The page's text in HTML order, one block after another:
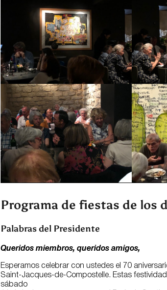
Programa de fiestas de los
Palabras del Presidente
Queridos miembros, queridos amigos,
Esperamos celebrar con ustedes el 70
Saint-Jacques-de-Compostelle. Estas
sábado